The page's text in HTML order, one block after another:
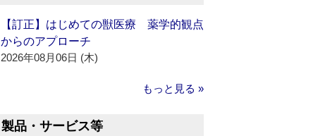
【訂正】はじめての獣医療 薬学的観点
からのアプローチ
2026年08月06日 (木)
もっと見る »
製品・サービス等